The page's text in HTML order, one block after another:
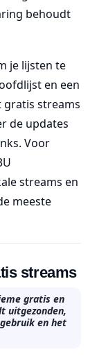
behoudt
je lijsten te
en een
gratis streams
de updates
Voor
streams en
meeste
streams
gratis en
uitgezonden,
en het